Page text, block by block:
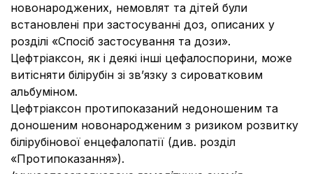
новонароджених, немовлят та дітей були
встановлені при застосуванні доз, описаних у
розділі «Спосіб застосування та дози».
Цефтріаксон, як і деякі інші цефалоспорини, може
витісняти білірубін зі зв’язку з сироватковим
альбуміном.
Цефтріаксон протипоказаний недоношеним та
доношеним новонародженим з ризиком розвитку
білірубінової енцефалопатії (див. розділ
«Протипоказання»).